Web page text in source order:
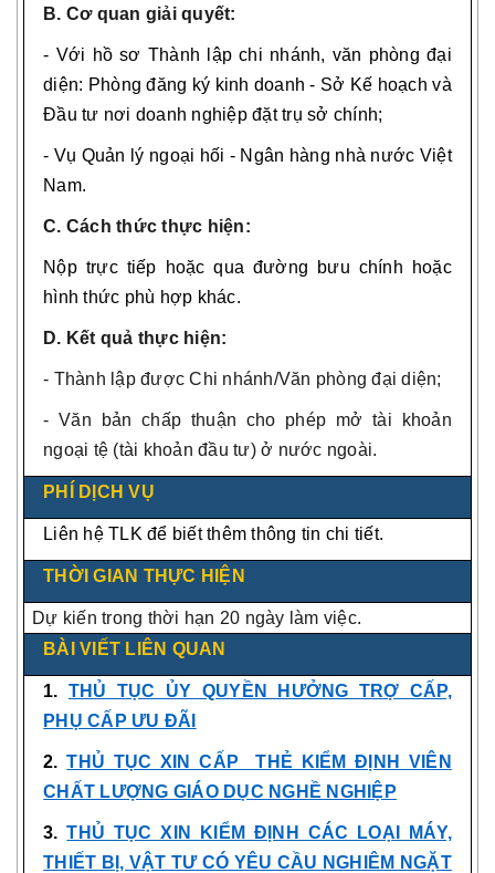
B. Cơ quan giải quyết:
- Với hồ sơ Thành lập chi nhánh, văn phòng đại
diện: Phòng đăng ký kinh doanh - Sở Kế hoạch và
Đầu tư nơi doanh nghiệp đặt trụ sở chính;
- Vụ Quản lý ngoại hối - Ngân hàng nhà nước Việt
Nam.
C. Cách thức thực hiện:
Nộp trực tiếp hoặc qua đường bưu chính hoặc
hình thức phù hợp khác.
D. Kết quả thực hiện:
- Thành lập được Chi nhánh/Văn phòng đại diện;
- Văn bản chấp thuận cho phép mở tài khoản
ngoại tệ (tài khoản đầu tư) ở nước ngoài.
PHÍ DỊCH VỤ
Liên hệ TLK để biết thêm thông tin chi tiết.
THỜI GIAN THỰC HIỆN
Dự kiến trong thời hạn 20 ngày làm việc.
BÀI VIẾT LIÊN QUAN
1. THỦ TỤC ỦY QUYỀN HƯỞNG TRỢ CẤP,
PHỤ CẤP ƯU ĐÃI
2.THỦ TỤC XIN CẤP THẺ KIỂM ĐỊNH VIÊN
CHẤT LƯỢNG GIÁO DỤC NGHỀ NGHIỆP
3.THỦ TỤC XIN KIỂM ĐỊNH CÁC LOẠI MÁY,
THIẾT BỊ, VẬT TƯ CÓ YÊU CẦU NGHIÊM NGẶT